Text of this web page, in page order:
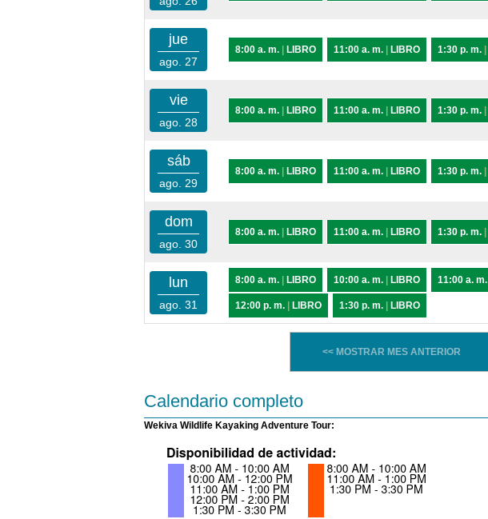
jue
ago. 27
8:00 a. m. LIBRO 11:00 a. m. LIBRO 1:30 p. m.
vie
ago. 28
8:00 a. m. LIBRO 11:00 a. m. LIBRO 1:30 p. m.
sáb
ago. 29
8:00 a. m. LIBRO 11:00 a. m. LIBRO 1:30 p. m.
dom
ago. 30
8:00 a. m. LIBRO 11:00 a. m. LIBRO 1:30 p. m.
lun
ago. 31
8:00 a. m. LIBRO 10:00 a. m. LIBRO 11:00 a. m.
12:00 p. m. LIBRO 1:30 p. m. LIBRO
<< MOSTRAR MES ANTERIOR
Calendario completo
Wekiva Wildlife Kayaking Adventure Tour: